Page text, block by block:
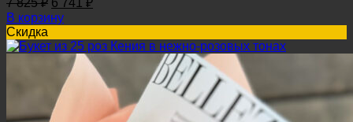
цена
составляла
7
825 ₽.
6
741 ₽.
В корзину
Скидка